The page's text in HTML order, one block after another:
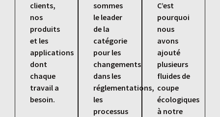
clients,
nos
produits
et les
applications
dont
chaque
travail a
besoin.
sommes
le leader
de la
catégorie
pour les
changements
dans les
réglementations,
les
processus
C’est
pourquoi
nous
avons
ajouté
plusieurs
fluides de
coupe
écologiques
à notre